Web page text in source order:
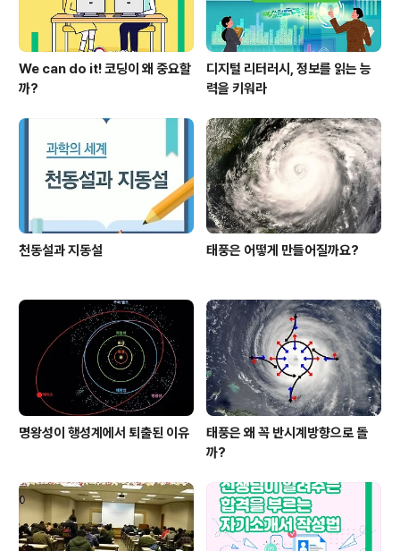
We can do it! 코딩이 왜 중요할
까?
디지털 리터러시, 정보를 읽는 능
력을 키워라
천동설과 지동설 태풍은 어떻게 만들어질까요?
명왕성이 행성계에서 퇴출된 이유
태풍은 왜 꼭 반시계방향으로 돌
까?